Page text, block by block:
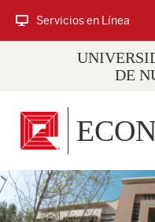
Servicios en Línea
DE